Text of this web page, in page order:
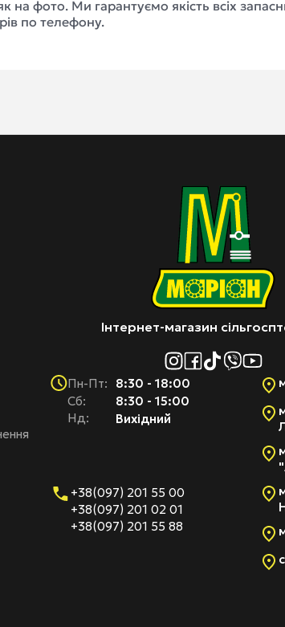
на фото. Ми гарантуємо якість всіх
по телефону.
Інтернет-магазин
Пн-Пт:
Cб:
Нд:
8:30 - 18:00
8:30 - 15:00
Вихідний
+38(097) 201 55 00
+38(097) 201 02 01
+38(097) 201 55 88